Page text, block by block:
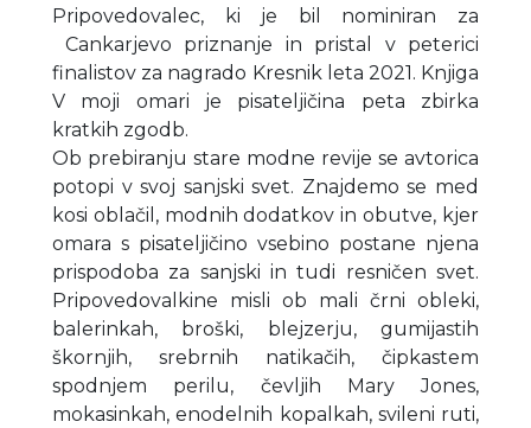
Pripovedovalec, ki je bil nominiran za
Cankarjevo priznanje in pristal v peterici
finalistov za nagrado Kresnik leta 2021. Knjiga
V moji omari je pisateljičina peta zbirka
kratkih zgodb.
Ob prebiranju stare modne revije se avtorica
potopi v svoj sanjski svet. Znajdemo se med
kosi oblačil, modnih dodatkov in obutve, kjer
omara s pisateljičino vsebino postane njena
prispodoba za sanjski in tudi resničen svet.
Pripovedovalkine misli ob mali črni obleki,
balerinkah, broški, blejzerju, gumijastih
škornjih, srebrnih natikačih, čipkastem
spodnjem perilu, čevljih Mary Jones,
mokasinkah, enodelnih kopalkah, svileni ruti,